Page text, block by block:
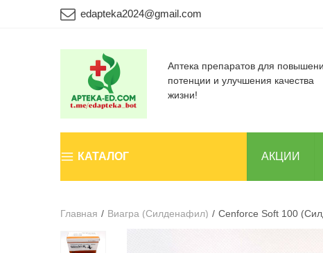
edapteka2024@gmail.com
Аптека препаратов для
потенции и улучшения качества
жизни!
КАТАЛОГ АКЦИИ
Главная / Виагра (Силденафил) / Cenforce Soft 100